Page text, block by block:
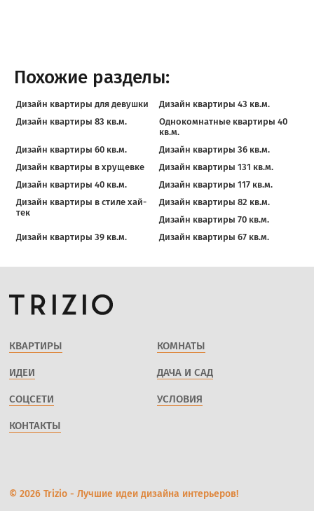
Похожие разделы:
Дизайн квартиры для девушки
Дизайн квартиры 43 кв.м.
Дизайн квартиры 83 кв.м.
Однокомнатные квартиры 40
кв.м.
Дизайн квартиры 60 кв.м.
Дизайн квартиры 36 кв.м.
Дизайн квартиры в хрущевке
Дизайн квартиры 131 кв.м.
Дизайн квартиры 40 кв.м.
Дизайн квартиры 117 кв.м.
Дизайн квартиры в стиле хай-
тек
Дизайн квартиры 82 кв.м.
Дизайн квартиры 70 кв.м.
Дизайн квартиры 39 кв.м.
Дизайн квартиры 67 кв.м.
КВАРТИРЫ КОМНАТЫ
ИДЕИ ДАЧА И САД
СОЦСЕТИ УСЛОВИЯ
КОНТАКТЫ
© 2026 Trizio - Лучшие идеи дизайна интерьеров!